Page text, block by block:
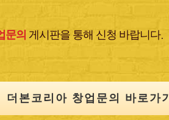
문의 게시판을 통해 신청 바랍니다.
더본코리아 창업문의 바로가기